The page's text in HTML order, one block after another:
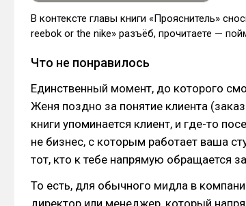
В контексте главы книги «Прояснитель»
reebok or the nike» разъёб, прочитаете —
Что не понравилось
Единственный момент, до которого
Женя поздно за понятие клиента
книги упоминается клиент, и где-то
не бизнес, с которым работает ваша
тот, кто к тебе напрямую обращается
То есть, для обычного мидла в
директор или менеджер, который